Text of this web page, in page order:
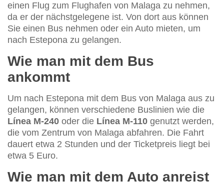
einen Flug zum Flughafen von Malaga zu nehmen,
da er der nächstgelegene ist. Von dort aus können
Sie einen Bus nehmen oder ein Auto mieten, um
nach Estepona zu gelangen.
Wie man mit dem Bus
ankommt
Um nach Estepona mit dem Bus von Malaga aus zu
gelangen, können verschiedene Buslinien wie die
Línea M-240 oder die Línea M-110 genutzt werden,
die vom Zentrum von Malaga abfahren. Die Fahrt
dauert etwa 2 Stunden und der Ticketpreis liegt bei
etwa 5 Euro.
Wie man mit dem Auto anreist